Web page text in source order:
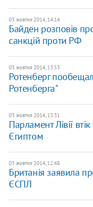
03 жовтня 2014, 14:14
Байден розповів
санкцій проти РФ
03 жовтня 2014, 13:53
Ротенберг
Ротенберга"
03 жовтня 2014, 13:31
Парламент Лівії
Єгиптом
03 жовтня 2014, 12:48
Британія заявила
ЄСПЛ